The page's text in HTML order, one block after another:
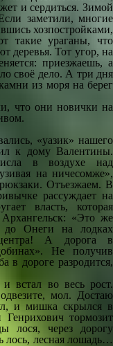
и сердиться. Зимой
заметили, многие
хозпостройками,
такие ураганы, что
деревья. Тот угор, на
приезжаешь, а
своё дело. А три дня
из моря на берег
что они новички на
«уазик» нашего
к дому Валентины.
в воздухе над
на ничесомже»,
Отъезжаем. В
рассуждает на
власть, которая
«Это же
до Онеги на лодках
А дорога в
Не получив
в дороге разродится,
встал во весь рост.
мол. Достаю
и мишка скрылся в
тормозит
лося, через дорогу
лось, лесная лошадь…